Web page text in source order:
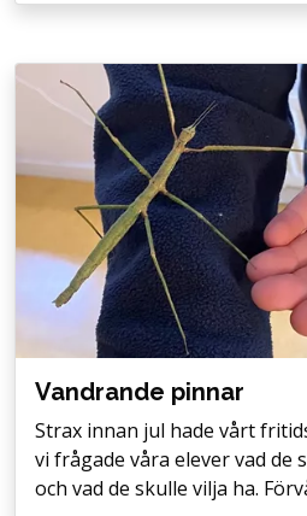
Vandrande pinnar
Strax innan jul hade vårt
vi frågade våra elever vad de
och vad de skulle vilja ha.